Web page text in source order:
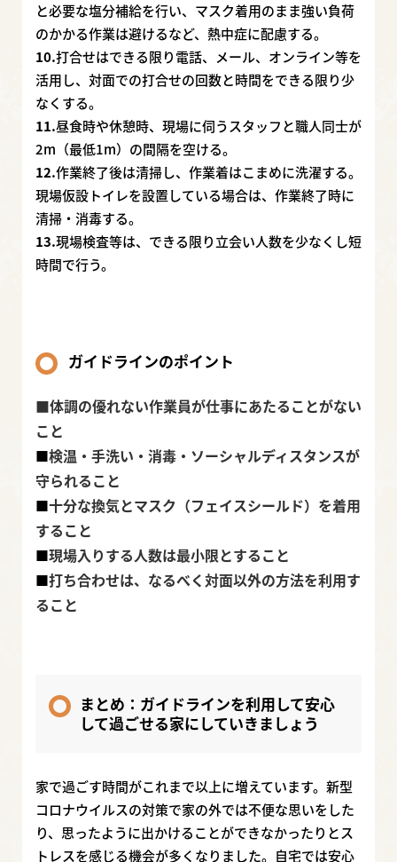
と必要な塩分補給を行い、マスク着用のまま強い負荷
のかかる作業は避けるなど、熱中症に配慮する。
10.打合せはできる限り電話、メール、オンライン等を
活用し、対面での打合せの回数と時間をできる限り少
なくする。
11.昼食時や休憩時、現場に伺うスタッフと職人同士が
2m（最低1m）の間隔を空ける。
12.作業終了後は清掃し、作業着はこまめに洗濯する。
現場仮設トイレを設置している場合は、作業終了時に
清掃・消毒する。
13.現場検査等は、できる限り立会い人数を少なくし短
時間で行う。
ガイドラインのポイント
■体調の優れない作業員が仕事にあたることがない
こと
■検温・手洗い・消毒・ソーシャルディスタンスが
守られること
■十分な換気とマスク（フェイスシールド）を着用
すること
■現場入りする人数は最小限とすること
■打ち合わせは、なるべく対面以外の方法を利用す
ること
まとめ：ガイドラインを利用して安心
して過ごせる家にしていきましょう
家で過ごす時間がこれまで以上に増えています。新型
コロナウイルスの対策で家の外では不便な思いをした
り、思ったように出かけることができなかったりとス
トレスを感じる機会が多くなりました。自宅では安心